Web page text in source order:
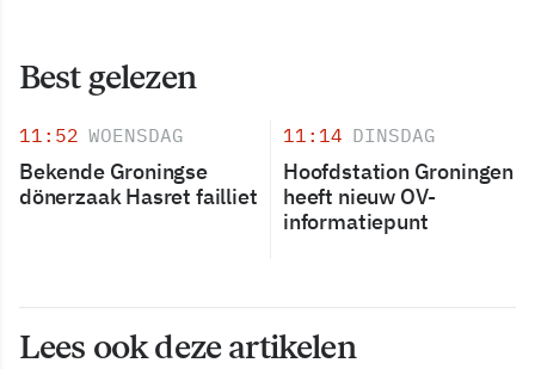
Best gelezen
11:52 WOENSDAG
Bekende Groningse
dönerzaak Hasret failliet
11:14 DINSDAG
Hoofdstation Groningen
heeft nieuw OV-
informatiepunt
Lees ook deze artikelen